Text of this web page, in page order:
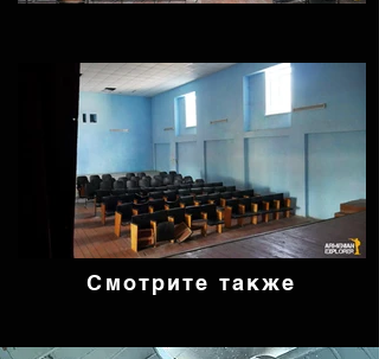
Смотрите также